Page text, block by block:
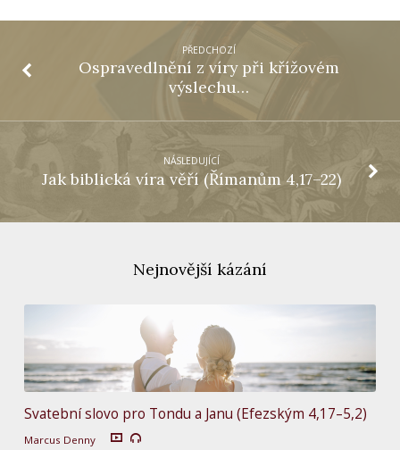
PŘEDCHOZÍ
Ospravedlnění z víry při křížovém
výslechu…
NÁSLEDUJÍCÍ
Jak biblická víra věří (Římanům 4,17–22)
Nejnovější kázání
Svatební slovo pro Tondu a Janu (Efezským 4,17–5,2)
Marcus Denny